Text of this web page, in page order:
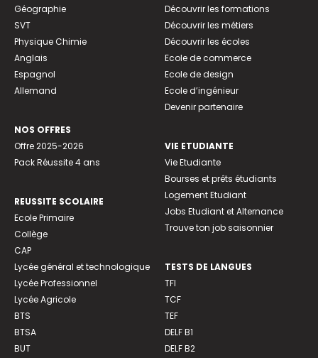
Géographie
SVT
Physique Chimie
Anglais
Espagnol
Allemand
NOS OFFRES
Offre 2025-2026
Pack Réussite 4 ans
REUSSITE SCOLAIRE
Ecole Primaire
Collège
CAP
Lycée général et technologique
Lycée Professionnel
Lycée Agricole
BTS
BTSA
BUT
Découvrir les formations
Découvrir les métiers
Découvrir les écoles
Ecole de commerce
Ecole de design
Ecole d’ingénieur
Devenir partenaire
VIE ETUDIANTE
Vie Etudiante
Bourses et prêts étudiants
Logement Etudiant
Jobs Etudiant et Alternance
Trouve ton job saisonnier
TESTS DE LANGUES
TFI
TCF
TEF
DELF B1
DELF B2